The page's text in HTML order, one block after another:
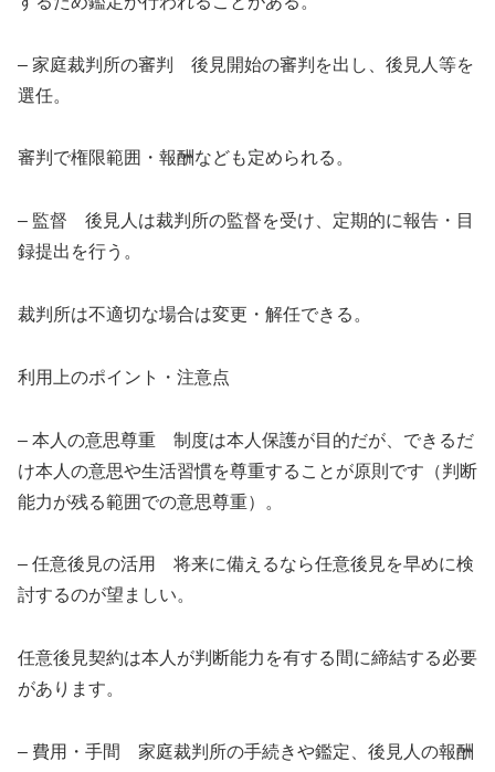
– 家庭裁判所の審判 後見開始の審判を出し、後見人等を
選任。
審判で権限範囲・報酬なども定められる。
– 監督 後見人は裁判所の監督を受け、定期的に報告・目
録提出を行う。
裁判所は不適切な場合は変更・解任できる。
利用上のポイント・注意点
– 本人の意思尊重 制度は本人保護が目的だが、できるだ
け本人の意思や生活習慣を尊重することが原則です（判断
能力が残る範囲での意思尊重）。
– 任意後見の活用 将来に備えるなら任意後見を早めに検
討するのが望ましい。
任意後見契約は本人が判断能力を有する間に締結する必要
があります。
– 費用・手間 家庭裁判所の手続きや鑑定、後見人の報酬